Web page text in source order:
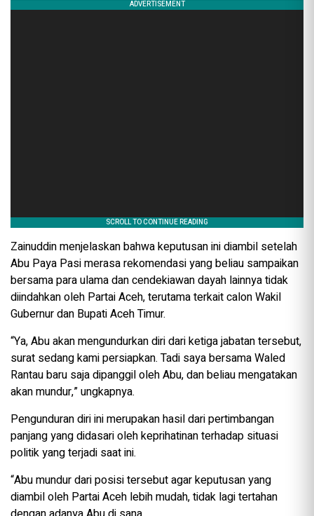
Zainuddin menjelaskan bahwa keputusan ini diambil setelah
Abu Paya Pasi merasa rekomendasi yang beliau sampaikan
bersama para ulama dan cendekiawan dayah lainnya tidak
diindahkan oleh Partai Aceh, terutama terkait calon Wakil
Gubernur dan Bupati Aceh Timur.
“Ya, Abu akan mengundurkan diri dari ketiga jabatan tersebut,
surat sedang kami persiapkan. Tadi saya bersama Waled
Rantau baru saja dipanggil oleh Abu, dan beliau mengatakan
akan mundur,” ungkapnya.
Pengunduran diri ini merupakan hasil dari pertimbangan
panjang yang didasari oleh keprihatinan terhadap situasi
politik yang terjadi saat ini.
“Abu mundur dari posisi tersebut agar keputusan yang
diambil oleh Partai Aceh lebih mudah, tidak lagi tertahan